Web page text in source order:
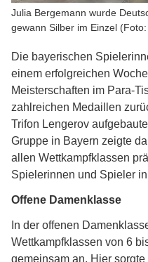
Julia Bergemann wurde
gewann Silber im Einzel
Die bayerischen
einem erfolgreichen
Meisterschaften im Para-
zahlreichen Medaillen
Trifon Lengerov
Gruppe in Bayern zeigte
allen Wettkampfklassen
Spielerinnen und Spieler
Offene Damenklasse
In der offenen
Wettkampfklassen von 6
gemeinsam an. Hier